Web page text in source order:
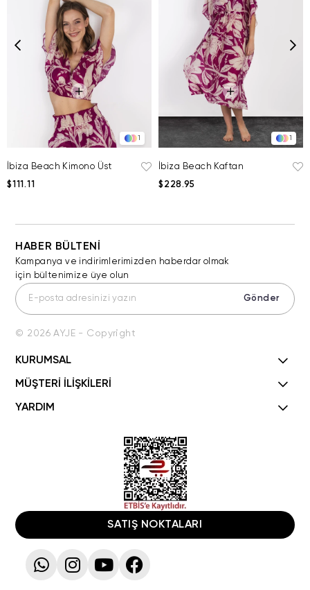
1
İbiza Beach Kimono Üst
$111.11
1
İbiza Beach Kaftan
$228.95
HABER BÜLTENİ
Kampanya ve indirimlerimizden haberdar olmak
için bültenimize üye olun
Gönder
© 2026 AYJE - Copyright
KURUMSAL
MÜŞTERİ İLİŞKİLERİ
YARDIM
SATIŞ NOKTALARI